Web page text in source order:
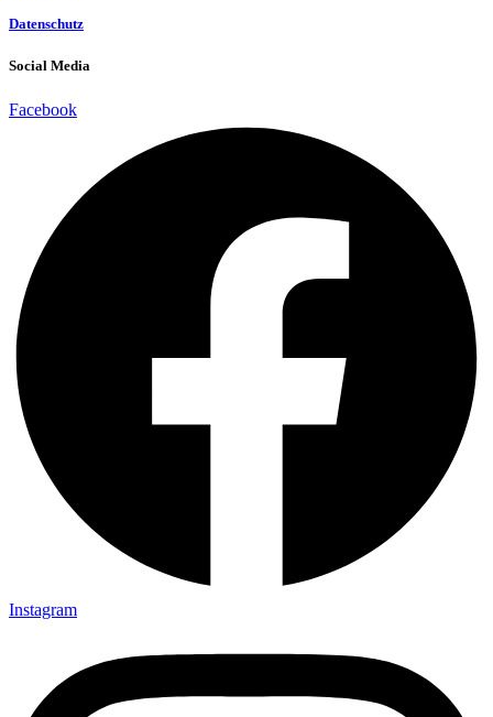
Datenschutz
Social Media
Facebook
Instagram